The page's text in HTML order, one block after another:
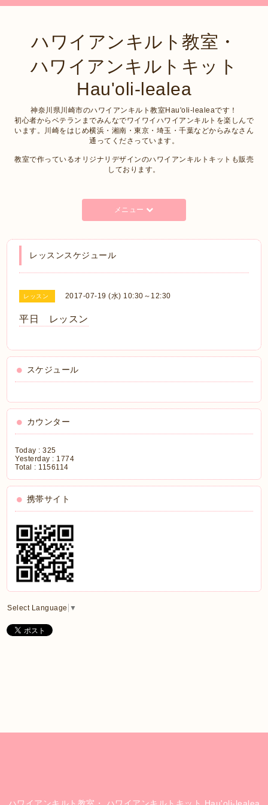
ハワイアンキルト教室・
ハワイアンキルトキット
Hau'oli-lealea
神奈川県川崎市のハワイアンキルト教室Hau'oli-lealeaです！
初心者からベテランまでみんなでワイワイハワイアンキルトを楽しんで
います。川崎をはじめ横浜・湘南・東京・埼玉・千葉などからみなさん
通ってくださっています。
教室で作っているオリジナリデザインのハワイアンキルトキットも販売
しております。
メニュー
レッスンスケジュール
レッスン 2017-07-19 (水) 10:30～12:30
平日 レッスン
スケジュール
カウンター
Today :325
Yesterday : 1774
Total : 1156114
携帯サイト
Select Language ▼